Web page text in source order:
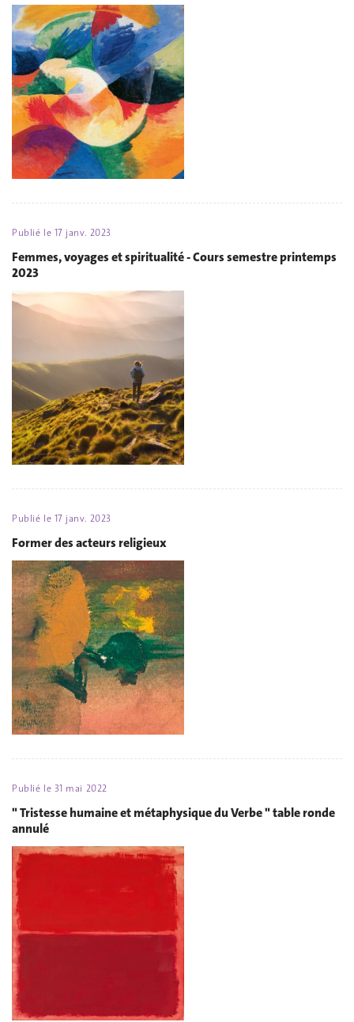
Publié le 17 janv. 2023
Femmes, voyages et spiritualité - Cours semestre printemps
2023
Publié le 17 janv. 2023
Former des acteurs religieux
Publié le 31 mai 2022
" Tristesse humaine et métaphysique du Verbe " table ronde
annulé